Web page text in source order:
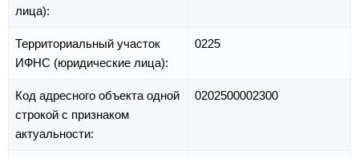
лица):
Территориальный участок
ИФНС (юридические лица):
0225
Код адресного объекта одной
строкой с признаком
актуальности:
0202500002300